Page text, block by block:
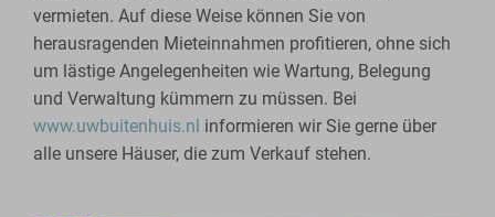
vermieten. Auf diese Weise können Sie von
herausragenden Mieteinnahmen profitieren, ohne sich
um lästige Angelegenheiten wie Wartung, Belegung
und Verwaltung kümmern zu müssen. Bei
www.uwbuitenhuis.nl informieren wir Sie gerne über
alle unsere Häuser, die zum Verkauf stehen.